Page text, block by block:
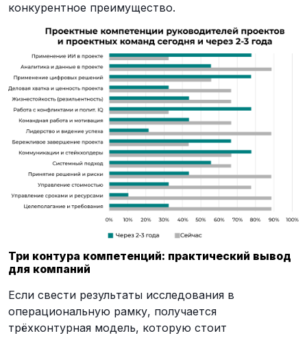
конкурентное преимущество.
Три контура компетенций: практический вывод
для компаний
Если свести результаты исследования в
операциональную рамку, получается
трёхконтурная модель, которую стоит